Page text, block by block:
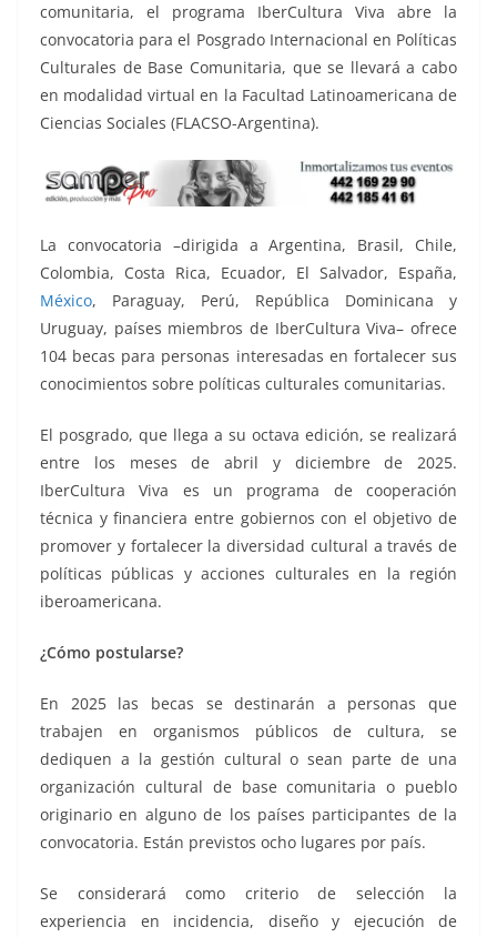
comunitaria, el programa IberCultura Viva abre la
convocatoria para el Posgrado Internacional en Políticas
Culturales de Base Comunitaria, que se llevará a cabo
en modalidad virtual en la Facultad Latinoamericana de
Ciencias Sociales (FLACSO-Argentina).
La convocatoria –dirigida a Argentina, Brasil, Chile,
Colombia, Costa Rica, Ecuador, El Salvador, España,
México, Paraguay, Perú, República Dominicana y
Uruguay, países miembros de IberCultura Viva– ofrece
104 becas para personas interesadas en fortalecer sus
conocimientos sobre políticas culturales comunitarias.
El posgrado, que llega a su octava edición, se realizará
entre los meses de abril y diciembre de 2025.
IberCultura Viva es un programa de cooperación
técnica y financiera entre gobiernos con el objetivo de
promover y fortalecer la diversidad cultural a través de
políticas públicas y acciones culturales en la región
iberoamericana.
¿Cómo postularse?
En 2025 las becas se destinarán a personas que
trabajen en organismos públicos de cultura, se
dediquen a la gestión cultural o sean parte de una
organización cultural de base comunitaria o pueblo
originario en alguno de los países participantes de la
convocatoria. Están previstos ocho lugares por país.
Se considerará como criterio de selección la
experiencia en incidencia, diseño y ejecución de